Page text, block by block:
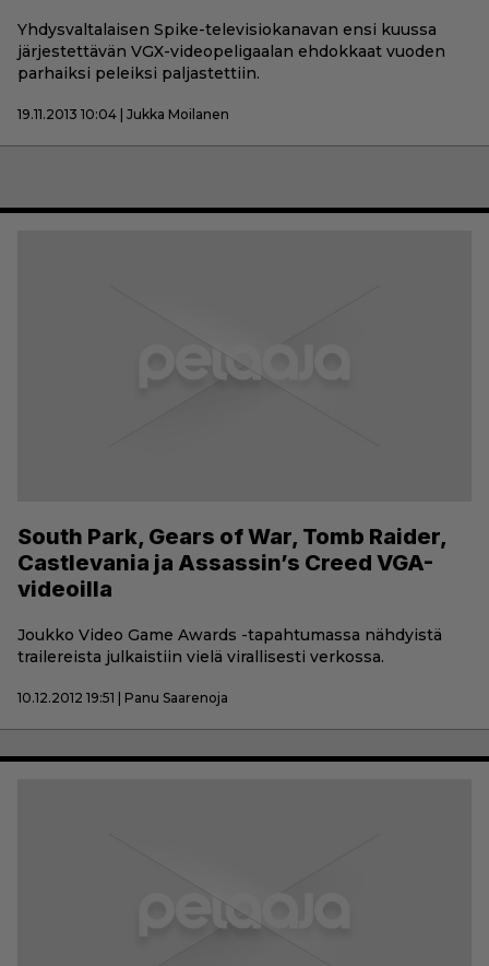
Yhdysvaltalaisen Spike-televisiokanavan ensi kuussa
järjestettävän VGX-videopeligaalan ehdokkaat vuoden
parhaiksi peleiksi paljastettiin.
19.11.2013 10:04 | Jukka Moilanen
South Park, Gears of War, Tomb Raider,
Castlevania ja Assassin’s Creed VGA-
videoilla
Joukko Video Game Awards -tapahtumassa nähdyistä
trailereista julkaistiin vielä virallisesti verkossa.
10.12.2012 19:51 | Panu Saarenoja